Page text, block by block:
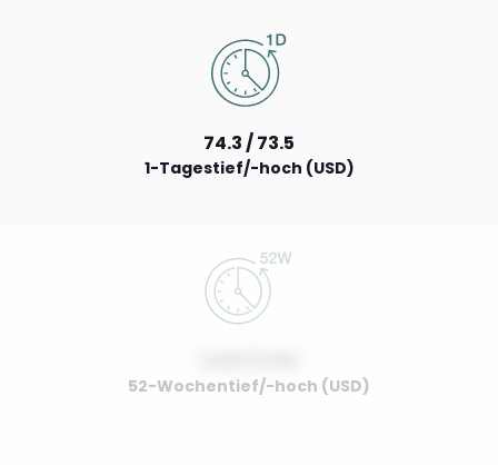
74.3 / 73.5
1-Tagestief/-hoch (USD)
52-Wochentief/-hoch (USD)